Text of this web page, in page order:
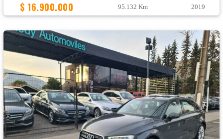
$ 16.900.000 95.132 Km 2019